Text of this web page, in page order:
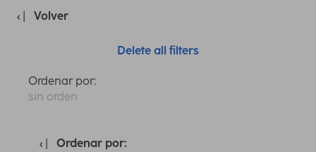
Volver
Delete all filters
Ordenar por:
sin orden
Ordenar por: